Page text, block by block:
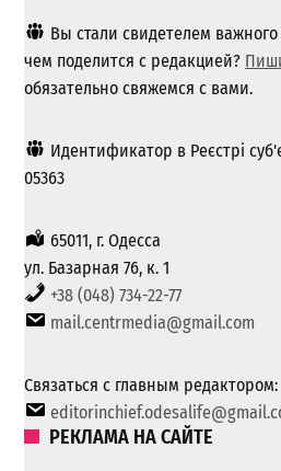
Вы стали свидетелем
чем поделится с редакцией?
обязательно свяжемся с вами.
Идентификатор в Реєстрі
05363
65011, г. Одесса
ул. Базарная 76, к. 1
+38 (048) 734-22-77
mail.centrmedia@gmail.com
Связаться с главным редактором:
РЕКЛАМА НА САЙТЕ